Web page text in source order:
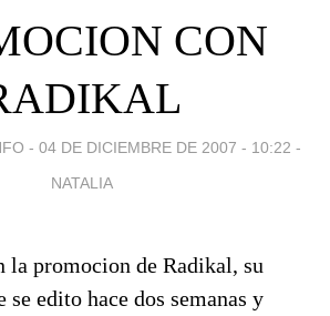
CON
- 04 DE DICIEMBRE DE 2007 - 10:22 -
NATALIA
la promocion de Radikal, su
edito hace dos semanas y